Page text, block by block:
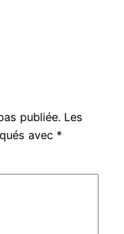
publiée. Les
avec *